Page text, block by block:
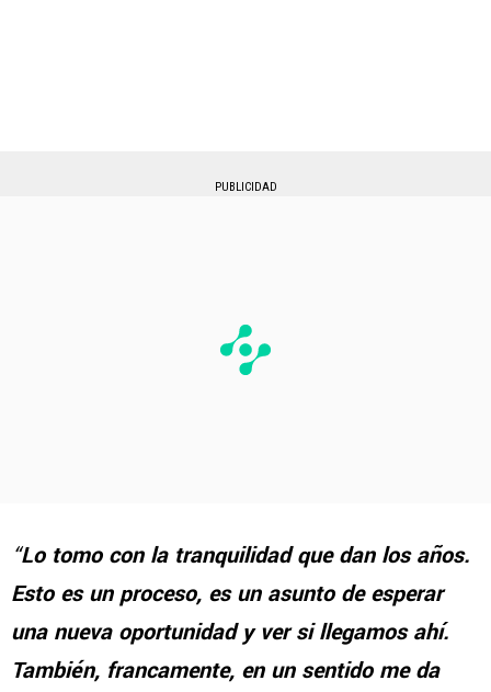
PUBLICIDAD
“Lo tomo con la tranquilidad que dan los años.
Esto es un proceso, es un asunto de esperar
una nueva oportunidad y ver si llegamos ahí.
También, francamente, en un sentido me da